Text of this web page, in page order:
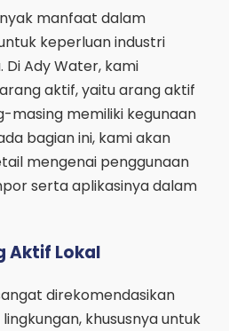
manfaat dalam
keperluan industri
Ady Water, kami
aktif, yaitu arang aktif
masing memiliki kegunaan
bagian ini, kami akan
mengenai penggunaan
serta aplikasinya dalam
Aktif Lokal
direkomendasikan
khususnya untuk